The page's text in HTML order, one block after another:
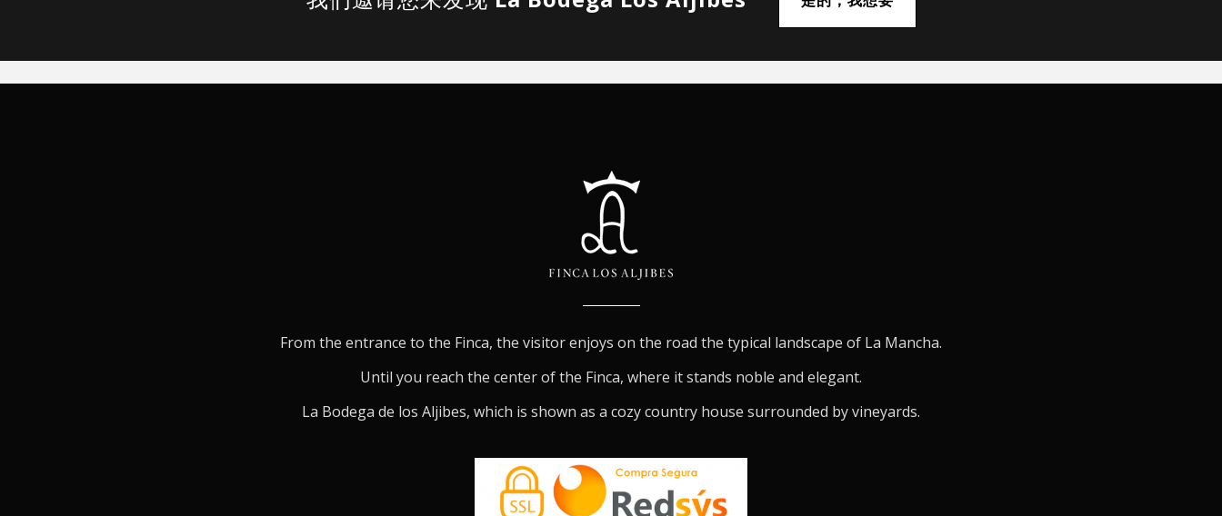
From the entrance to the Finca, the visitor enjoys on the road the typical landscape of La Mancha.
Until you reach the center of the Finca, where it stands noble and elegant.
La Bodega de los Aljibes, which is shown as a cozy country house surrounded by vineyards.